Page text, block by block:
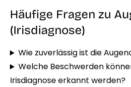
Häufige Fragen zu
(Irisdiagnose)
Wie zuverlässig ist die
Welche Beschwerden
Irisdiagnose erkannt werden?